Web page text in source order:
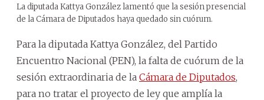
La diputada Kattya González lamentó que la sesión presencial
de la Cámara de Diputados haya quedado sin cuórum.
Para la diputada Kattya González, del Partido
Encuentro Nacional (PEN), la falta de cuórum de la
sesión extraordinaria de la Cámara de Diputados,
para no tratar el proyecto de ley que amplía la